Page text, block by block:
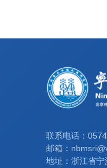
联系电话：
邮箱：
地址：浙江省